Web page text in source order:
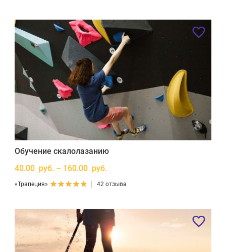
Обучение скалолазанию
40.00 руб. – 160.00 руб.
«Трапеция» 42 отзыва